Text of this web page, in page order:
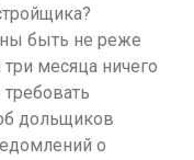
быть не реже
месяца ничего
дольщиков
о